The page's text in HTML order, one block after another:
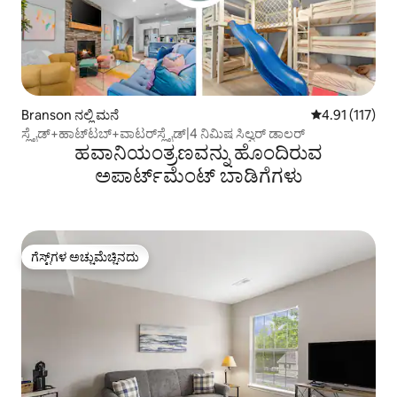
Branson ನಲ್ಲಿ ಮನೆ 5 ರಲ್ಲಿ 4.91
4.91 (117)
ಸ್ಲೈಡ್+ಹಾಟ್‌ಟಬ್+ವಾಟರ್‌ಸ್ಲೈಡ್|4 ನಿಮಿಷ ಸಿಲ್ವರ್ ಡಾಲರ್
ಹವಾನಿಯಂತ್ರಣವನ್ನು ಹೊಂದಿರುವ
ಅಪಾರ್ಟ್‌ಮೆಂಟ್‌ ಬಾಡಿಗೆಗಳು
ಗೆಸ್ಟ್‌ಗಳ ಅಚ್ಚುಮೆಚ್ಚಿನದು
ಗೆಸ್ಟ್‌ಗಳ ಅಚ್ಚುಮೆಚ್ಚಿನದು